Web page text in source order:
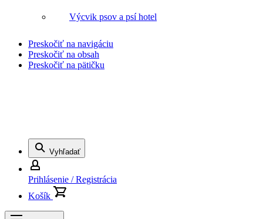
Výcvik psov a psí hotel
Preskočiť na navigáciu
Preskočiť na obsah
Preskočiť na pätičku
Vyhľadať
Prihlásenie / Registrácia
Košík